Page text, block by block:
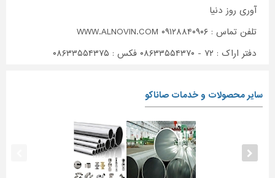
آوری روز دنیا
تلفن تماس : ۰۹۱۲۸۸۴۰۹۰۶ WWW.ALNOVIN.COM
دفتر اراک : ۷۲ - ۰۸۶۳۳۵۵۴۳۷۰ فکس : ۰۸۶۳۳۵۵۴۳۷۵
سایر محصولات و خدمات صاناکو